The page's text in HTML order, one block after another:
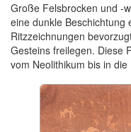
Große Felsbrocken und -
eine dunkle Beschichtung
Ritzzeichnungen
Gesteins freilegen. Diese
vom Neolithikum bis in die